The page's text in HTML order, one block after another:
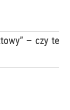
– czy te